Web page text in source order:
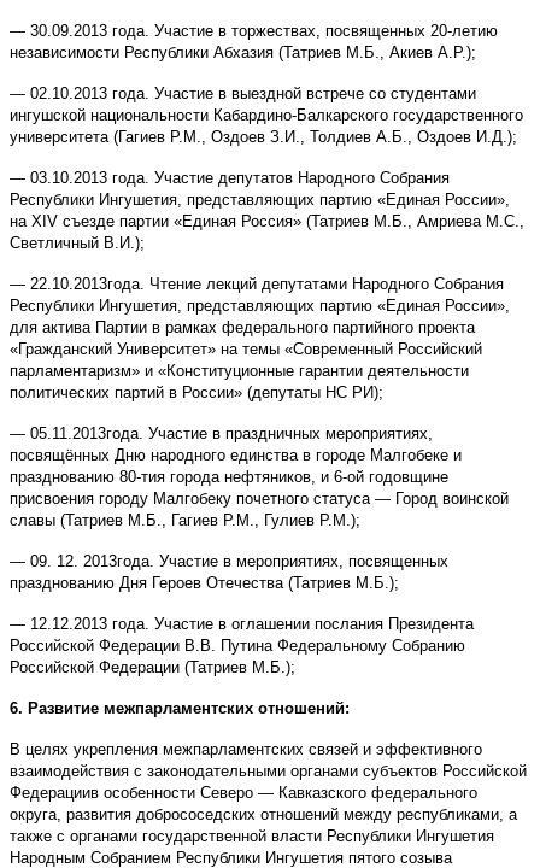
— 30.09.2013 года. Участие в торжествах, посвященных 20-летию
независимости Республики Абхазия (Татриев М.Б., Акиев А.Р.);
— 02.10.2013 года. Участие в выездной встрече со студентами
ингушской национальности Кабардино-Балкарского государственного
университета (Гагиев Р.М., Оздоев З.И., Толдиев А.Б., Оздоев И.Д.);
— 03.10.2013 года. Участие депутатов Народного Собрания
Республики Ингушетия, представляющих партию «Единая России»,
на XIV съезде партии «Единая Россия» (Татриев М.Б., Амриева М.С.,
Светличный В.И.);
— 22.10.2013года. Чтение лекций депутатами Народного Собрания
Республики Ингушетия, представляющих партию «Единая России»,
для актива Партии в рамках федерального партийного проекта
«Гражданский Университет» на темы «Современный Российский
парламентаризм» и «Конституционные гарантии деятельности
политических партий в России» (депутаты НС РИ);
— 05.11.2013года. Участие в праздничных мероприятиях,
посвящённых Дню народного единства в городе Малгобеке и
празднованию 80-тия города нефтяников, и 6-ой годовщине
присвоения городу Малгобеку почетного статуса — Город воинской
славы (Татриев М.Б., Гагиев Р.М., Гулиев Р.М.);
— 09. 12. 2013года. Участие в мероприятиях, посвященных
празднованию Дня Героев Отечества (Татриев М.Б.);
— 12.12.2013 года. Участие в оглашении послания Президента
Российской Федерации В.В. Путина Федеральному Собранию
Российской Федерации (Татриев М.Б.);
6. Развитие межпарламентских отношений:
В целях укрепления межпарламентских связей и эффективного
взаимодействия с законодательными органами субъектов Российской
Федерациив особенности Северо — Кавказского федерального
округа, развития добрососедских отношений между республиками, а
также с органами государственной власти Республики Ингушетия
Народным Собранием Республики Ингушетия пятого созыва